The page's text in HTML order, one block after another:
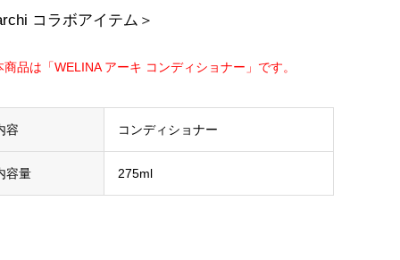
コラボアイテム＞
品は「WELINA アーキ コンディショナー」です。
容 コンディショナー
容量 275ml